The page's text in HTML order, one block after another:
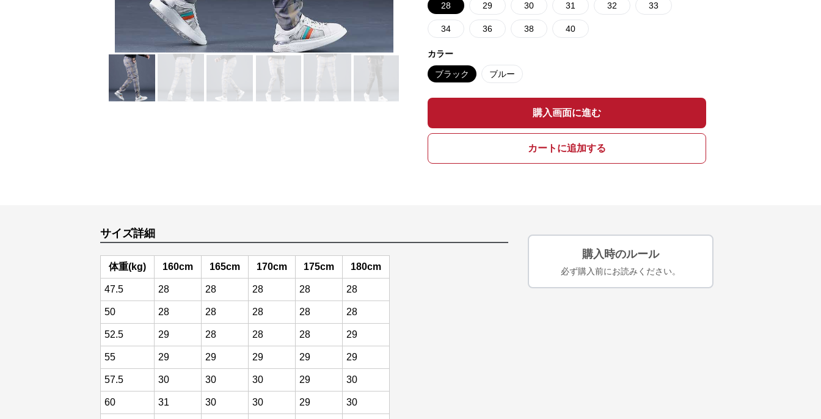
28 29 30 31 32 33
34 36 38 40
カラー
ブラック ブルー
購入画面に進む
カートに追加する
サイズ詳細
体重(kg) 160cm 165cm 170cm 175cm 180cm
47.5 28 28 28 28 28
50 28 28 28 28 28
52.5 29 28 28 28 29
55 29 29 29 29 29
57.5 30 30 30 29 30
60 31 30 30 29 30
購入時のルール
必ず購入前にお読みください。